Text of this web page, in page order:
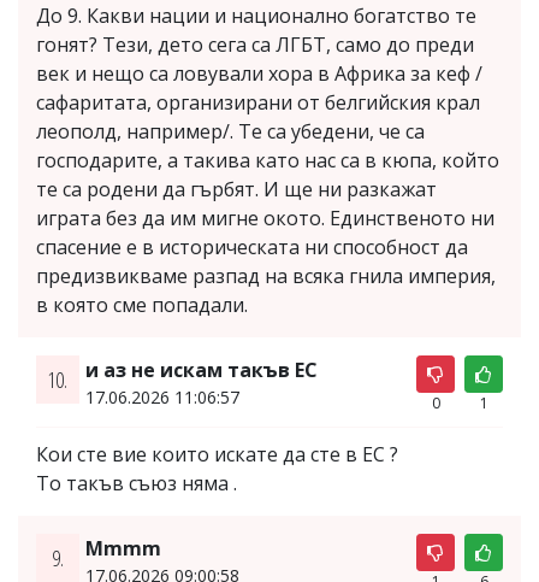
До 9. Какви нации и национално богатство те
гонят? Тези, дето сега са ЛГБТ, само до преди
век и нещо са ловували хора в Африка за кеф /
сафаритата, организирани от белгийския крал
леополд, например/. Те са убедени, че са
господарите, а такива като нас са в кюпа, който
те са родени да гърбят. И ще ни разкажат
играта без да им мигне окото. Единственото ни
спасение е в историческата ни способност да
предизвикваме разпад на всяка гнила империя,
в която сме попадали.
10. и аз не искам такъв ЕС
17.06.2026 11:06:57 0 1
Кои сте вие които искате да сте в ЕС ?
То такъв съюз няма .
9. Mmmm
17.06.2026 09:00:58